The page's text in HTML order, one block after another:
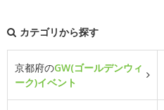
カテゴリから探す
京都府のGW(ゴールデンウィ
ーク)イベント